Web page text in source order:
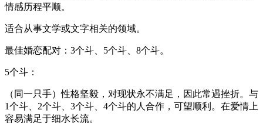
情感历程平顺。
适合从事文学或文字相关的领域。
最佳婚恋配对：3个斗、5个斗、8个斗。
5个斗：
（同一只手）性格坚毅，对现状永不满足，因此常遇挫折。与
1个斗、2个斗、3个斗、4个斗的人合作，可望顺利。在爱情上
容易满足于细水长流。